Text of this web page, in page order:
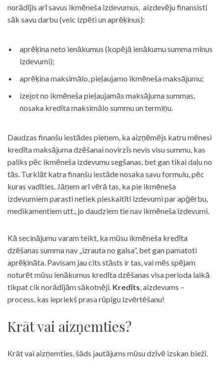
norādījis arī savus ikmēneša izdevumus, aizdevēju finansisti
sāk savu darbu (veic izpēti un aprēķinus):
aprēķina neto ienākumus (kopējā ienākumu summa mīnus
izdevumi);
aprēķina maksimālo, pieļaujamo ikmēneša maksājumu;
izejot no ikmēneša pieļaujamās maksājuma summas,
nosaka kredīta maksimālo summu un termiņu.
Daudzas finanšu iestādes pieņem, ka aizņēmējs katru mēnesi
kredīta maksājuma dzēšanai novirzīs nevis visu summu, kas
paliks pēc ikmēneša izdevumu segšanas, bet gan tikai daļu no
tās. Turklāt katra finanšu iestāde nosaka savu formulu, pēc
kuras vadīties. Jāņem arī vērā tas, ka pie ikmēneša
izdevumiem parasti netiek pieskaitīti izdevumi par apģērbu,
medikamentiem utt., jo daudziem tie nav ikmēneša izdevumi.
Kā secinājumu varam teikt, ka mūsu ikmēneša kredīta
dzēšanas summa nav „izrauta no gaisa”, bet gan pamatoti
aprēķināta. Pavisam jau cits stāsts ir tas, vai mēs spējam
noturēt mūsu ienākumus kredīta dzēšanas visa perioda laikā
tikpat cik norādījām sākotnēji. Kredīts, aizdevums –
process, kas iepriekš prasa rūpīgu izvērtēšanu!
Krāt vai aizņemties?
Krāt vai aizņemties, šāds jautājums mūsu dzīvē izskan bieži.